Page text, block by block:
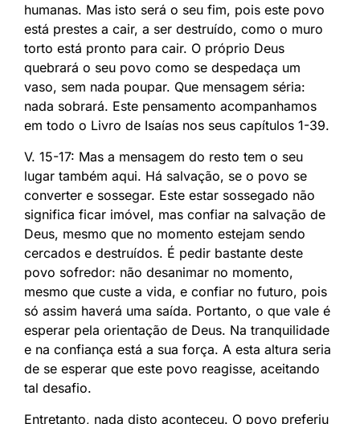
humanas. Mas isto será o seu fim, pois este povo
está prestes a cair, a ser destruído, como o muro
torto está pronto para cair. O próprio Deus
quebrará o seu povo como se despedaça um
vaso, sem nada poupar. Que mensagem séria:
nada sobrará. Este pensamento acompanhamos
em todo o Livro de Isaías nos seus capítulos 1-39.
V. 15-17: Mas a mensagem do resto tem o seu
lugar também aqui. Há salvação, se o povo se
converter e sossegar. Este estar sossegado não
significa ficar imóvel, mas confiar na salvação de
Deus, mesmo que no momento estejam sendo
cercados e destruídos. É pedir bastante deste
povo sofredor: não desanimar no momento,
mesmo que custe a vida, e confiar no futuro, pois
só assim haverá uma saída. Portanto, o que vale é
esperar pela orientação de Deus. Na tranquilidade
e na confiança está a sua força. A esta altura seria
de se esperar que este povo reagisse, aceitando
tal desafio.
Entretanto, nada disto aconteceu. O povo preferiu